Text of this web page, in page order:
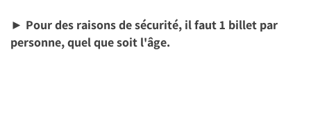
► Pour des raisons de sécurité, il faut 1 billet par
personne, quel que soit l'âge.